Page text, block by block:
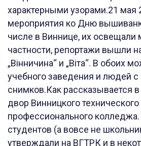
характерными узорами.21 мая
мероприятия ко Дню
числе в Виннице, их
частности, репортажи вышли
„Вiнничина“ и „Вiта“. В обоих
учебного заведения и людей
снимков.Как рассказывается в
двор Винницкого технического
профессионального
студентов (а вовсе не
утверждали на ВГТРК и в